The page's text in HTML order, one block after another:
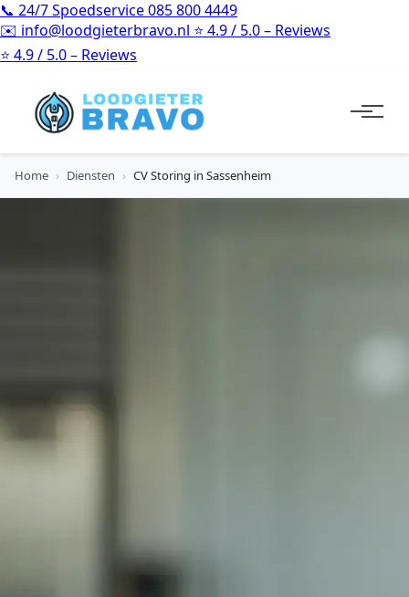
📞 24/7 Spoedservice085 800 4449
✉️ info@loodgieterbravo.nl ⭐ 4.9 / 5.0 – Reviews
⭐ 4.9 / 5.0 – Reviews
Home › Diensten › CV Storing in Sassenheim